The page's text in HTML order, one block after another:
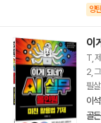
양
이
T,
2,
필살
이
골